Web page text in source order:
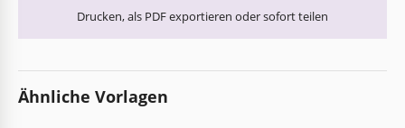
Drucken, als PDF exportieren oder sofort teilen
Ähnliche Vorlagen